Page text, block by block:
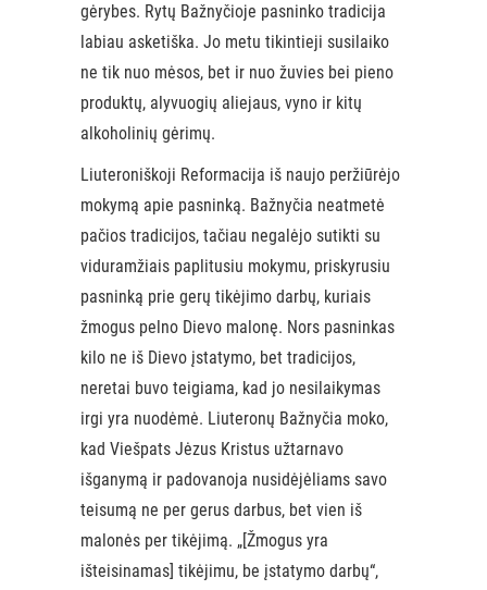
gėrybes. Rytų Bažnyčioje pasninko tradicija
labiau asketiška. Jo metu tikintieji susilaiko
ne tik nuo mėsos, bet ir nuo žuvies bei pieno
produktų, alyvuogių aliejaus, vyno ir kitų
alkoholinių gėrimų.
Liuteroniškoji Reformacija iš naujo peržiūrėjo
mokymą apie pasninką. Bažnyčia neatmetė
pačios tradicijos, tačiau negalėjo sutikti su
viduramžiais paplitusiu mokymu, priskyrusiu
pasninką prie gerų tikėjimo darbų, kuriais
žmogus pelno Dievo malonę. Nors pasninkas
kilo ne iš Dievo įstatymo, bet tradicijos,
neretai buvo teigiama, kad jo nesilaikymas
irgi yra nuodėmė. Liuteronų Bažnyčia moko,
kad Viešpats Jėzus Kristus užtarnavo
išganymą ir padovanoja nusidėjėliams savo
teisumą ne per gerus darbus, bet vien iš
malonės per tikėjimą. „[Žmogus yra
išteisinamas] tikėjimu, be įstatymo darbų“,